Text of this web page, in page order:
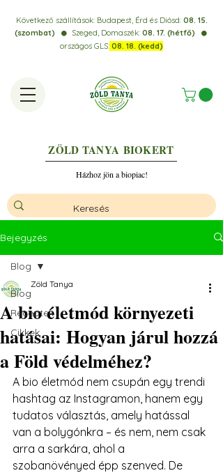
ZÖLD TANYA BIOKERT
Házhoz jön a biopiac!
Következő szállítások: Budapest, Érd és Diósd:08. 15.
(szombat)
⚫️ Szeged, Domaszék: 08. 17. (hétfő) ⚫️
országos GLS: 08. 18. (kedd)
Bejegyzés
Blog
Receptek
Cikkek
Blog
A bio életmód környezeti
hatásai: Hogyan járul hozzá
a Föld védelméhez?
Zöld Tanya
A bio életmód nem csupán egy trendi
hashtag az Instagramon, hanem egy
tudatos választás, amely hatással
van a bolygónkra – és nem, nem csak
arra a sarkára, ahol a
szobanövényed épp szenved. De